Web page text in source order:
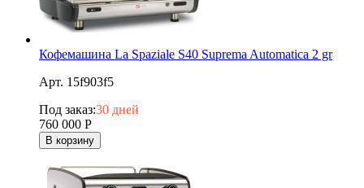
Кофемашина La Spaziale S40 Suprema Automatica 2 gr
Арт. 15f903f5
Под заказ:30 дней
760 000 Р
В корзину